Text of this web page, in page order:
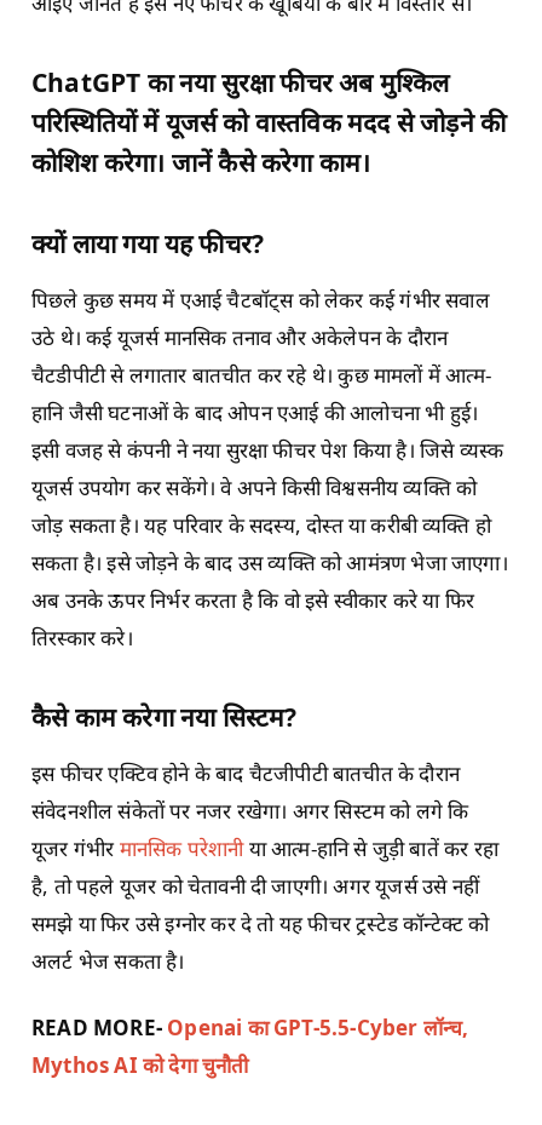
ChatGPT का नया सुरक्षा फीचर अब मुश्किल
परिस्थितियों में यूजर्स को वास्तविक मदद से जोड़ने की
कोशिश करेगा। जानें कैसे करेगा काम।
क्यों लाया गया यह फीचर?
पिछले कुछ समय में एआई चैटबॉट्स को लेकर कई गंभीर सवाल
उठे थे। कई यूजर्स मानसिक तनाव और अकेलेपन के दौरान
चैटडीपीटी से लगातार बातचीत कर रहे थे। कुछ मामलों में आत्म-
हानि जैसी घटनाओं के बाद ओपन एआई की आलोचना भी हुई।
इसी वजह से कंपनी ने नया सुरक्षा फीचर पेश किया है। जिसे व्यस्क
यूजर्स उपयोग कर सकेंगे। वे अपने किसी विश्वसनीय व्यक्ति को
जोड़ सकता है। यह परिवार के सदस्य, दोस्त या करीबी व्यक्ति हो
सकता है। इसे जोड़ने के बाद उस व्यक्ति को आमंत्रण भेजा जाएगा।
अब उनके ऊपर निर्भर करता है कि वो इसे स्वीकार करे या फिर
तिरस्कार करे।
कैसे काम करेगा नया सिस्टम?
इस फीचर एक्टिव होने के बाद चैटजीपीटी बातचीत के दौरान
संवेदनशील संकेतों पर नजर रखेगा। अगर सिस्टम को लगे कि
यूजर गंभीरमानसिक परेशानीया आत्म-हानि से जुड़ी बातें कर रहा
है, तो पहले यूजर को चेतावनी दी जाएगी। अगर यूजर्स उसे नहीं
समझे या फिर उसे इग्नोर कर दे तो यह फीचर ट्रस्टेड कॉन्टेक्ट को
अलर्ट भेज सकता है।
READ MORE- Openai का GPT-5.5-Cyber लॉन्च,
Mythos AI को देगा चुनौती